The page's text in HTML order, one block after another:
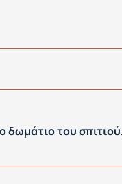
δωμάτιο του